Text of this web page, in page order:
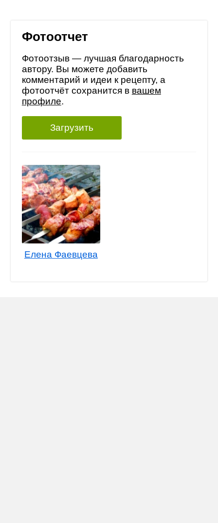
Фотоотчет
Фотоотзыв — лучшая благодарность
автору. Вы можете добавить
комментарий и идеи к рецепту, а
фотоотчёт сохранится в вашем
профиле.
Загрузить
Елена Фаевцева